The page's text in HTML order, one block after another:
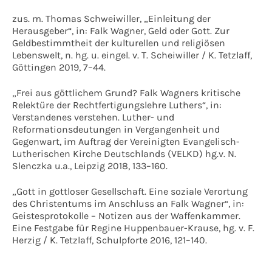
zus. m. Thomas Schweiwiller, „Einleitung der
Herausgeber“, in: Falk Wagner, Geld oder Gott. Zur
Geldbestimmtheit der kulturellen und religiösen
Lebenswelt, n. hg. u. eingel. v. T. Scheiwiller / K. Tetzlaff,
Göttingen 2019, 7–44.
„Frei aus göttlichem Grund? Falk Wagners kritische
Relektüre der Rechtfertigungslehre Luthers“, in:
Verstandenes verstehen. Luther- und
Reformationsdeutungen in Vergangenheit und
Gegenwart, im Auftrag der Vereinigten Evangelisch-
Lutherischen Kirche Deutschlands (VELKD) hg.v. N.
Slenczka u.a., Leipzig 2018, 133–160.
„Gott in gottloser Gesellschaft. Eine soziale Verortung
des Christentums im Anschluss an Falk Wagner“, in:
Geistesprotokolle – Notizen aus der Waffenkammer.
Eine Festgabe für Regine Huppenbauer-Krause, hg. v. F.
Herzig / K. Tetzlaff, Schulpforte 2016, 121–140.